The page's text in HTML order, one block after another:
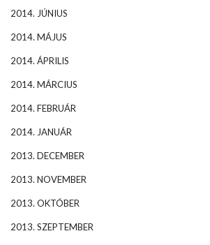
2014. JÚNIUS
2014. MÁJUS
2014. ÁPRILIS
2014. MÁRCIUS
2014. FEBRUÁR
2014. JANUÁR
2013. DECEMBER
2013. NOVEMBER
2013. OKTÓBER
2013. SZEPTEMBER